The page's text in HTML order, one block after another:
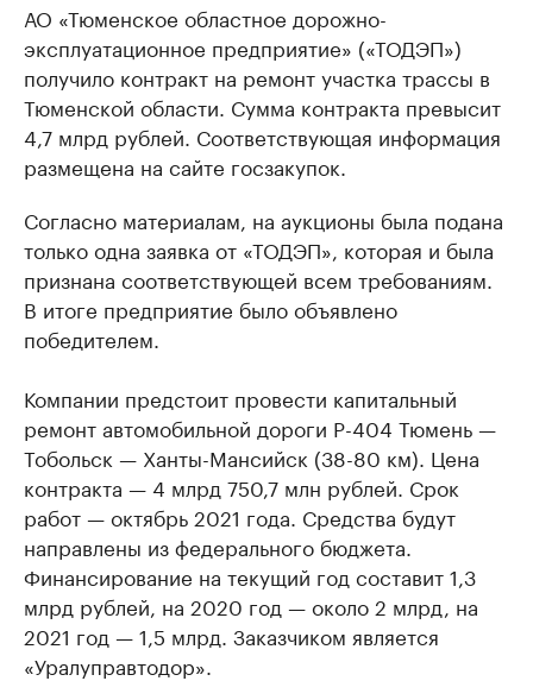
АО «Тюменское областное дорожно-
эксплуатационное предприятие» («ТОДЭП»)
получило контракт на ремонт участка трассы в
Тюменской области. Сумма контракта превысит
4,7 млрд рублей. Соответствующая информация
размещена на сайте госзакупок.
Согласно материалам, на аукционы была подана
только одна заявка от «ТОДЭП», которая и была
признана соответствующей всем требованиям.
В итоге предприятие было объявлено
победителем.
Компании предстоит провести капитальный
ремонт автомобильной дороги Р-404 Тюмень —
Тобольск — Ханты-Мансийск (38-80 км). Цена
контракта — 4 млрд 750,7 млн рублей. Срок
работ — октябрь 2021 года. Средства будут
направлены из федерального бюджета.
Финансирование на текущий год составит 1,3
млрд рублей, на 2020 год — около 2 млрд, на
2021 год — 1,5 млрд. Заказчиком является
«Уралуправтодор».